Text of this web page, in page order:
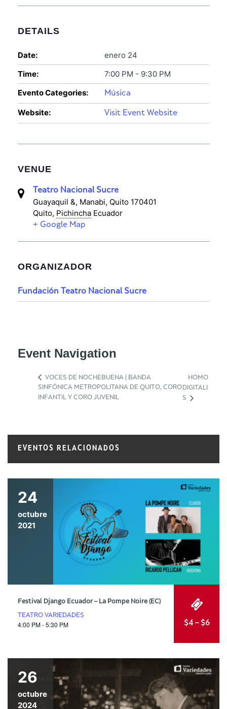
DETAILS
Date:
enero 24
Time:
7:00 PM - 9:30 PM
Evento Categories:
Música
Website: Visit Event Website
VENUE
Teatro Nacional Sucre
Guayaquil &, Manabi, Quito 170401
Quito, Pichincha Ecuador
+ Google Map
ORGANIZADOR
Fundación Teatro Nacional Sucre
Event Navigation
VOCES DE NOCHEBUENA | BANDA
SINFÓNICA METROPOLITANA DE QUITO, CORO
INFANTIL Y CORO JUVENIL
HOMO
DIGITALI
S
EVENTOS RELACIONADOS
24
octubre
2021
Festival Django Ecuador – La Pompe Noire (EC)
TEATRO VARIEDADES
4:00 PM - 5:30 PM $4 – $6
26
octubre
2024